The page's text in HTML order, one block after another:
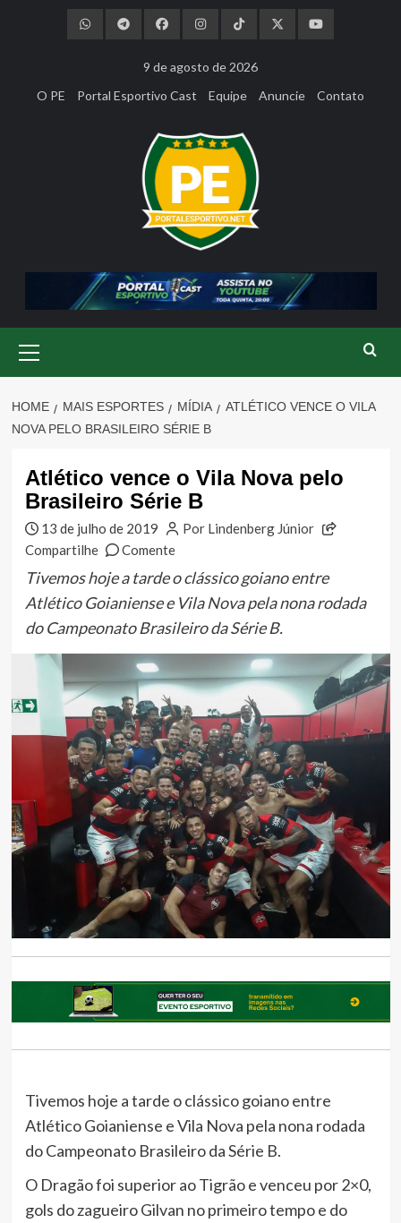
9 de agosto de 2026
O PE
Portal Esportivo Cast Equipe Anuncie Contato
Menu
HOME MAIS ESPORTES MÍDIA
ATLÉTICO VENCE O VILA
NOVA PELO BRASILEIRO SÉRIE B
Atlético vence o Vila Nova pelo
Brasileiro Série B
13 de julho de 2019
Por Lindenberg Júnior
Compartilhe
Comente
Tivemos hoje a tarde o clássico goiano entre
Atlético Goianiense e Vila Nova pela nona rodada
do Campeonato Brasileiro da Série B.
Tivemos hoje a tarde o clássico goiano entre
Atlético Goianiense e Vila Nova pela nona rodada
do Campeonato Brasileiro da Série B.
O Dragão foi superior ao Tigrão e venceu por 2×0,
gols do zagueiro Gilvan no primeiro tempo e do